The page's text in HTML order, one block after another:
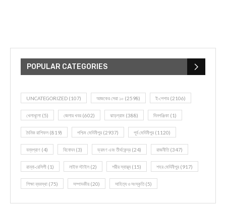
POPULAR CATEGORIES
UNCATEGORIZED (107) আজকের সেরা ১০ (2598) ই-পেপার (2106)
খেলাধূলো (5) জেলার খবর (602) ঝাড়গ্রাম (388) দিনপঞ্জিকা (1)
দৈনিক রাশিফল (819) পশ্চিম মেদিনীপুর (2937) পূর্ব মেদিনীপুর (1120)
বন্যপ্রাণ (4) বিনোদন(3) ভ্রমণ এবং তীর্থকেন্দ্র (24) রাজনীতি(347)
রান্না-রেসিপী (1) লাইফ স্টাইল (2) শরীর স্বাস্থ্য (15) শহর মেদিনীপুর (917)
শিক্ষা ব্যবস্থা (75) সম্পাদকীয় (20) সাহিত্য ও সংস্কৃতি(5)